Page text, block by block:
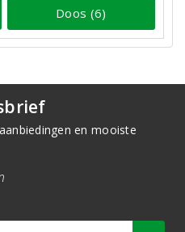
Doos (6)
en mooiste